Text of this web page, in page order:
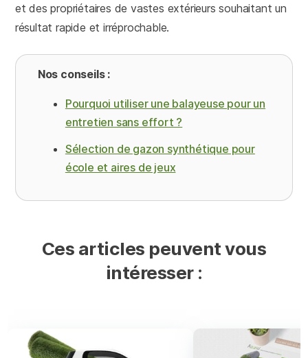
et des propriétaires de vastes extérieurs souhaitant un
résultat rapide et irréprochable.
Nos conseils :
Pourquoi utiliser une balayeuse pour un
entretien sans effort ?
Sélection de gazon synthétique pour
école et aires de jeux
Ces articles peuvent vous
intéresser :